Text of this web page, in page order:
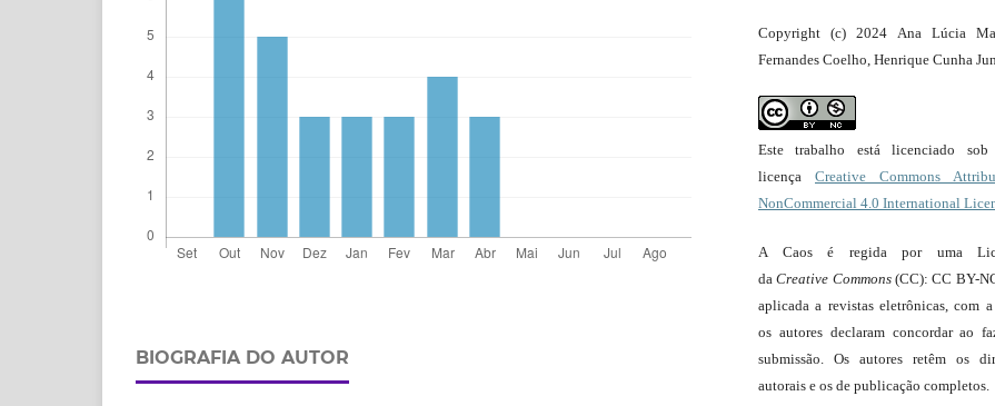
BIOGRAFIA DO AUTOR
Copyright (c) 2024 Ana Lúcia
Fernandes Coelho, Henrique Cunha
Este trabalho está licenciado sob
licença Creative Commons
NonCommercial 4.0 International
A Caos é regida por uma
daCreative Commons(CC): CC BY-
aplicada a revistas eletrônicas, com
os autores declaram concordar ao
submissão. Os autores retêm os
autorais e os de publicação completos.